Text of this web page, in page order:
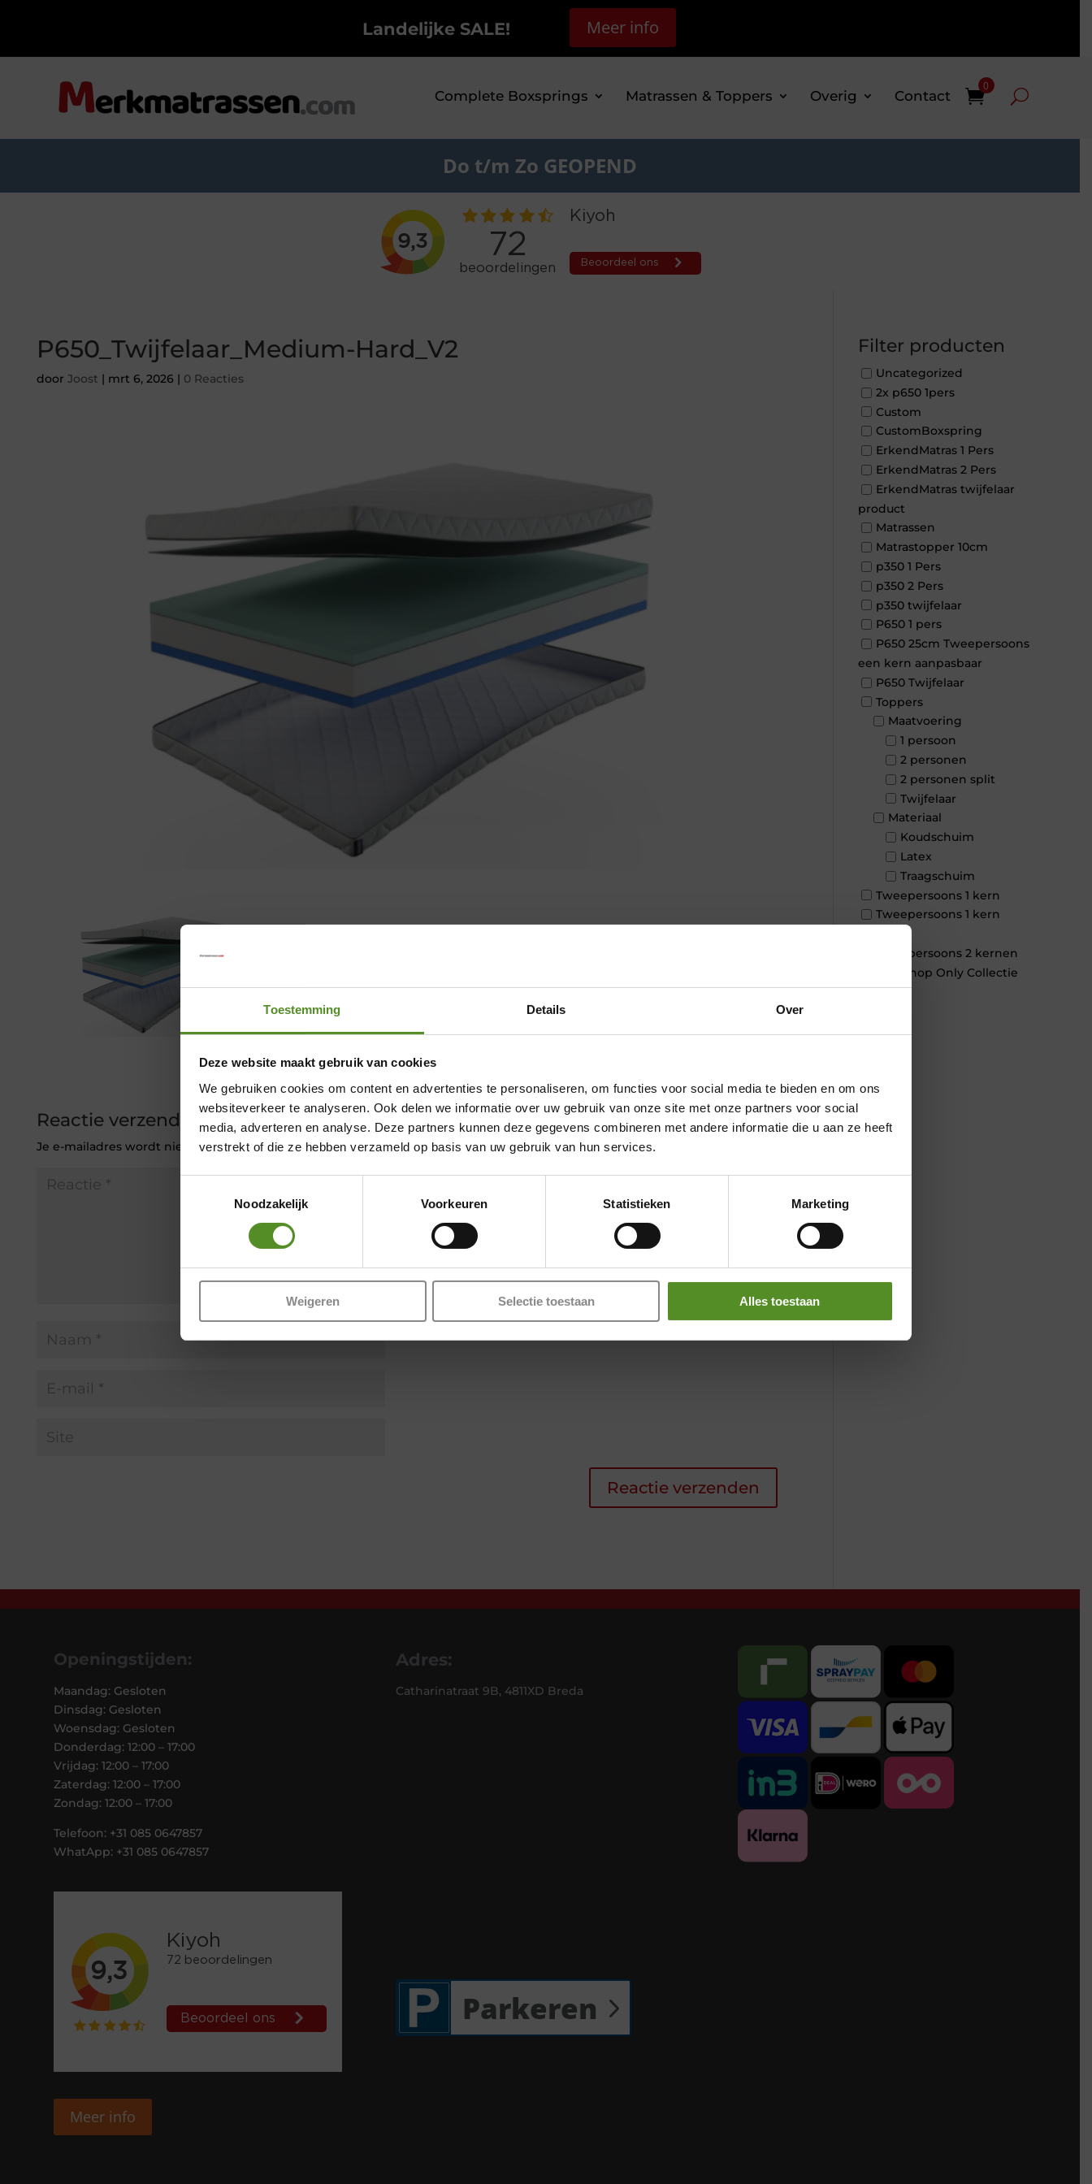
Toestemming Details Over
Deze website maakt gebruik van cookies
We gebruiken cookies om content en advertenties te personaliseren, om functies voor social media te bieden en om ons
websiteverkeer te analyseren. Ook delen we informatie over uw gebruik van onze site met onze partners voor social
media, adverteren en analyse. Deze partners kunnen deze gegevens combineren met andere informatie die u aan ze heeft
verstrekt of die ze hebben verzameld op basis van uw gebruik van hun services.
Noodzakelijk
Voorkeuren Statistieken Marketing
Weigeren Selectie toestaan Alles toestaan
Landelijke SALE! Meer info
Complete Boxsprings Matrassen & Toppers Overig Contact
0
Do t/m Zo GEOPEND
P650_Twijfelaar_Medium-Hard_V2
door Joost | mrt 6, 2026 | 0 Reacties
Reactie verzenden
Je e-mailadres wordt niet gepubliceerd. Vereiste velden zijn gemarkeerd met*
Filter producten
Uncategorized
2x p650 1pers
Custom
CustomBoxspring
ErkendMatras 1 Pers
ErkendMatras 2 Pers
ErkendMatras twijfelaar
product
Matrassen
Matrastopper 10cm
p350 1 Pers
p350 2 Pers
p350 twijfelaar
P650 1 pers
P650 25cm Tweepersoons
een kern aanpasbaar
P650 Twijfelaar
Toppers
Maatvoering
1 persoon
2 personen
2 personen split
Twijfelaar
Materiaal
Koudschuim
Latex
Traagschuim
Tweepersoons 1 kern
Tweepersoons 1 kern
Tweepersoons 2 kernen
Webshop Only Collectie
Openingstijden:
Maandag: Gesloten
Dinsdag: Gesloten
Woensdag: Gesloten
Donderdag: 12:00 – 17:00
Vrijdag: 12:00 – 17:00
Zaterdag: 12:00 – 17:00
Zondag: 12:00 – 17:00
Telefoon: +31 085 0647857
WhatApp: +31 085 0647857
Meer info
Adres:
Catharinatraat 9B, 4811XD Breda
Parkeren
Showroom Breda
Donderdag 12:00 – 17:00
Vrijdag 12:00 – 17:00
Zaterdag 12:00 – 17:00
Zondag 12:00 – 17:00